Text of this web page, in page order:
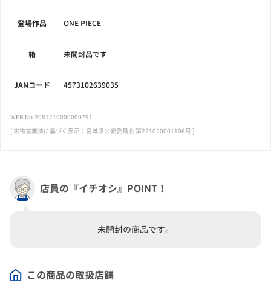
店員の『イチオシ』POINT！
未開封の商品です。
この商品の取扱店舗
登場作品 ONE PIECE
箱 未開封品です
JANコード 4573102639035
WEB No.2081210000000791
[ 古物営業法に基づく表示：宮城県公安委員会 第221020001106号 ]